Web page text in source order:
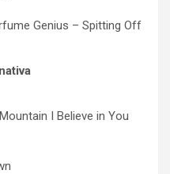
Genius – Spitting Off
I Believe in You